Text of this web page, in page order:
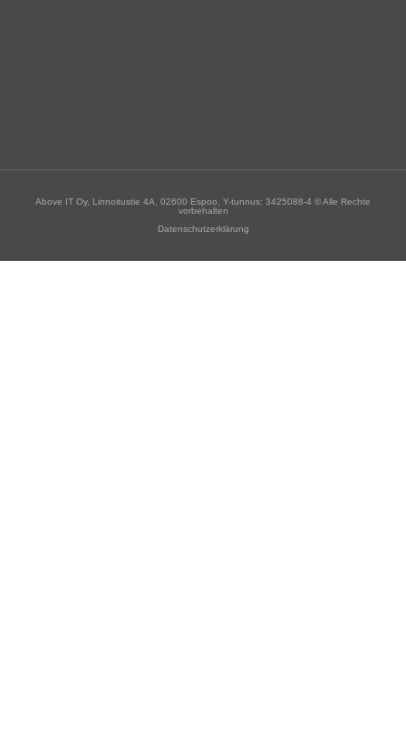
Above IT Oy, Linnoitustie 4A, 02600 Espoo, Y-tunnus: 3425088-4 © Alle Rechte
vorbehalten
Datenschutzerklärung